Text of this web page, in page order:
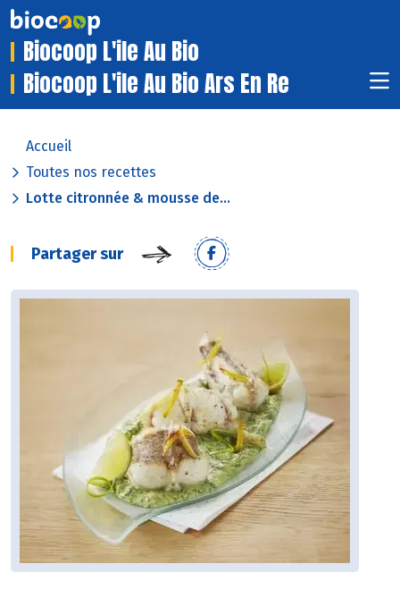
Biocoop L'ile Au Bio
Biocoop L'ile Au Bio Ars En Re
Accueil
Toutes nos recettes
Lotte citronnée & mousse de...
Partager sur